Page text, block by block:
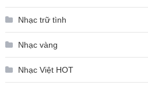
Nhạc trữ tình
Nhạc vàng
Nhạc Việt HOT